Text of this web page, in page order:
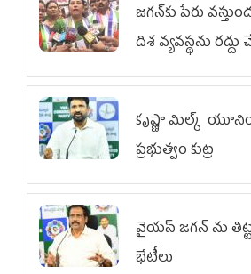
జగన్‌కు పేరు
దిశ వ్య‌వ‌స్థ‌ను రద్దు
కృష్ణా మిల్క్‌
ప్రభుత్వం కుట్ర
వైయ‌స్ జగన్‌ ను
భేటీలు